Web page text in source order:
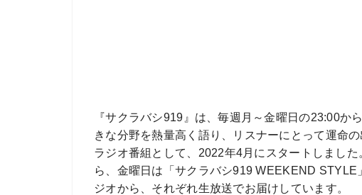
『サクラバシ919』は、毎週月～金曜日の23:00か
きな分野を熱量高く語り、リスナーにとって運命
ラジオ番組として、2022年4月にスタートしまし
ら、金曜日は「サクラバシ919 WEEKEND
ジオから、それぞれ生放送でお届けしています。